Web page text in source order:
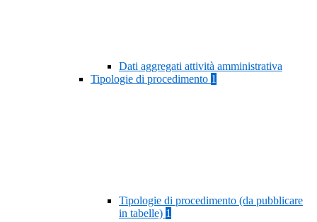
Dati aggregati attività amministrativa
Tipologie di procedimento 1
Tipologie di procedimento (da pubblicare
in tabelle) 1